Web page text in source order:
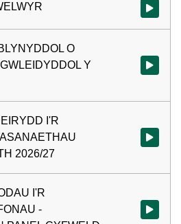
Gwylio'r
O
Y
Gwylio'r
I'R
2026/27
Gwylio'r
I'R
-
Gwylio'r